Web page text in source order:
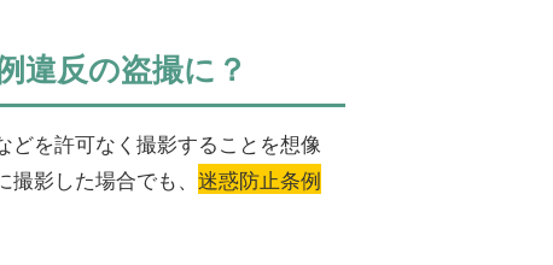
違反の盗撮に？
どを許可なく撮影することを想像
影した場合でも、 迷惑防止条例